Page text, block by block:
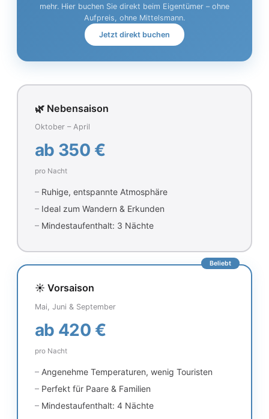
mehr. Hier buchen Sie direkt beim Eigentümer – ohne
Aufpreis, ohne Mittelsmann.
Jetzt direkt buchen
🌿 Nebensaison
Oktober – April
ab 350 €
pro Nacht
Ruhige, entspannte Atmosphäre
Ideal zum Wandern & Erkunden
Mindestaufenthalt: 3 Nächte
Beliebt
☀️ Vorsaison
Mai, Juni & September
ab 420 €
pro Nacht
Angenehme Temperaturen, wenig Touristen
Perfekt für Paare & Familien
Mindestaufenthalt: 4 Nächte